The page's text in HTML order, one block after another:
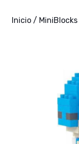
Inicio / MiniBlocks